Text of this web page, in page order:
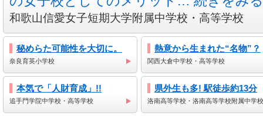
和歌山信愛女子短期大学附属中学校・高等学校
秘めらた可能性を大切に。
奈良育英小学校
熱意から生まれた“名物”？
関西大倉中学校・高等学校
本気で「人財育成」!!
追手門学院中学校・高等学校
県外生も多! 駅徒歩約13分
洛南高等学校・洛南高等学校附属中学校